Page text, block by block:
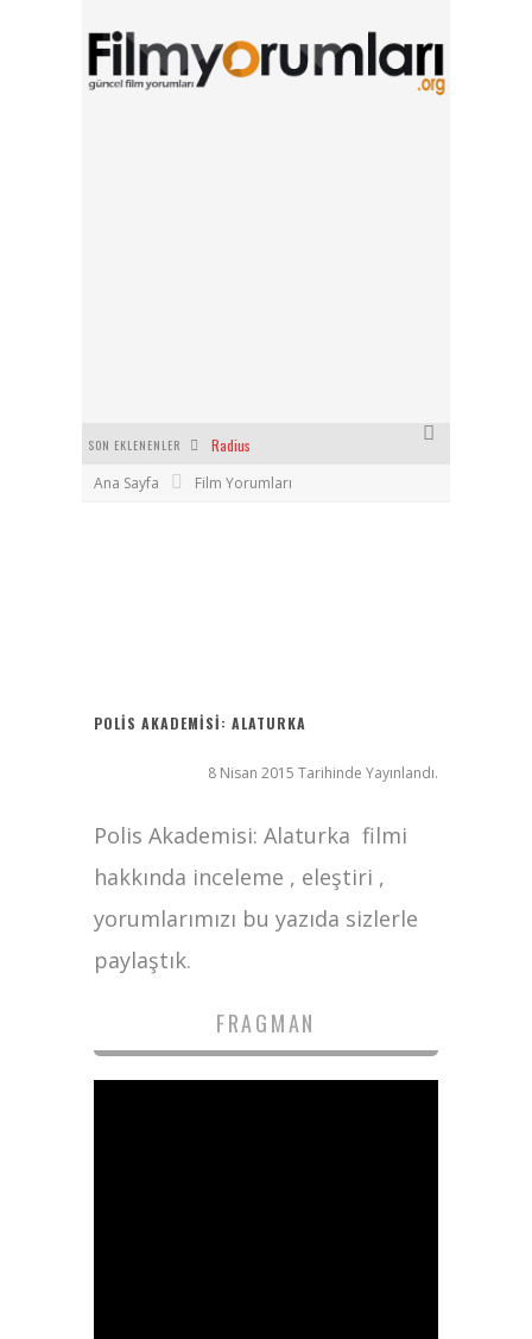
SON EKLENENLER
Ana Sayfa Film Yorumları
POLIS AKADEMISI: ALATURKA
8 Nisan 2015 Tarihinde Yayınlandı.
Polis Akademisi: Alaturka filmi
hakkında inceleme , eleştiri ,
yorumlarımızı bu yazıda sizlerle
paylaştık.
FRAGMAN